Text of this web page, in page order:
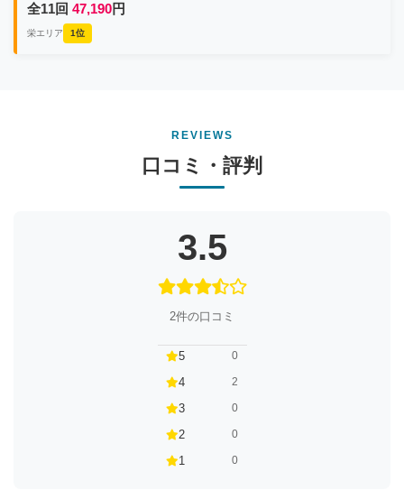
全11回 47,190円
栄エリア 1位
REVIEWS
口コミ・評判
3.5
2件の口コミ
5 0
4 2
3 0
2 0
1 0